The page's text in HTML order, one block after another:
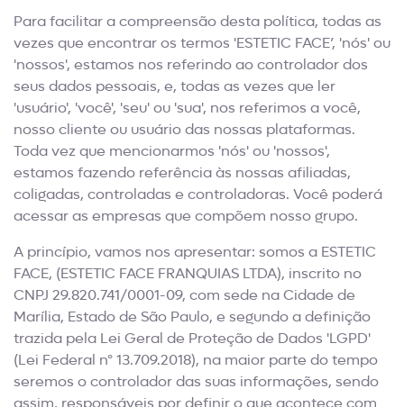
Para facilitar a compreensão desta política, todas as
vezes que encontrar os termos 'ESTETIC FACE’, 'nós' ou
'nossos', estamos nos referindo ao controlador dos
seus dados pessoais, e, todas as vezes que ler
'usuário', 'você', 'seu' ou 'sua', nos referimos a você,
nosso cliente ou usuário das nossas plataformas.
Toda vez que mencionarmos 'nós' ou 'nossos',
estamos fazendo referência às nossas afiliadas,
coligadas, controladas e controladoras. Você poderá
acessar as empresas que compõem nosso grupo.
A princípio, vamos nos apresentar: somos a ESTETIC
FACE, (ESTETIC FACE FRANQUIAS LTDA), inscrito no
CNPJ 29.820.741/0001-09, com sede na Cidade de
Marília, Estado de São Paulo, e segundo a definição
trazida pela Lei Geral de Proteção de Dados 'LGPD'
(Lei Federal nº 13.709.2018), na maior parte do tempo
seremos o controlador das suas informações, sendo
assim, responsáveis por definir o que acontece com